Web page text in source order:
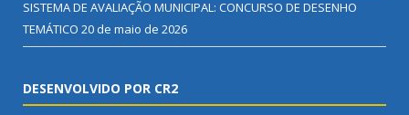
SISTEMA DE AVALIAÇÃO MUNICIPAL: CONCURSO DE DESENHO
TEMÁTICO 20 de maio de 2026
DESENVOLVIDO POR CR2